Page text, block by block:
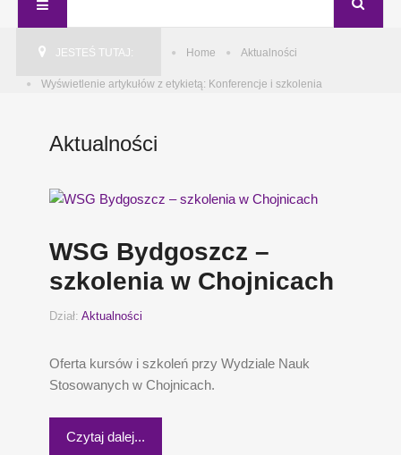
JESTEŚ TUTAJ: Home Aktualności
Wyświetlenie artykułów z etykietą: Konferencje i szkolenia
Aktualności
WSG Bydgoszcz –
szkolenia w Chojnicach
Dział: Aktualności
Oferta kursów i szkoleń przy Wydziale Nauk
Stosowanych w Chojnicach.
Czytaj dalej...